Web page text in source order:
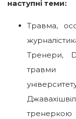
наступні теми:
Травма,
Тренери,
тренеркою